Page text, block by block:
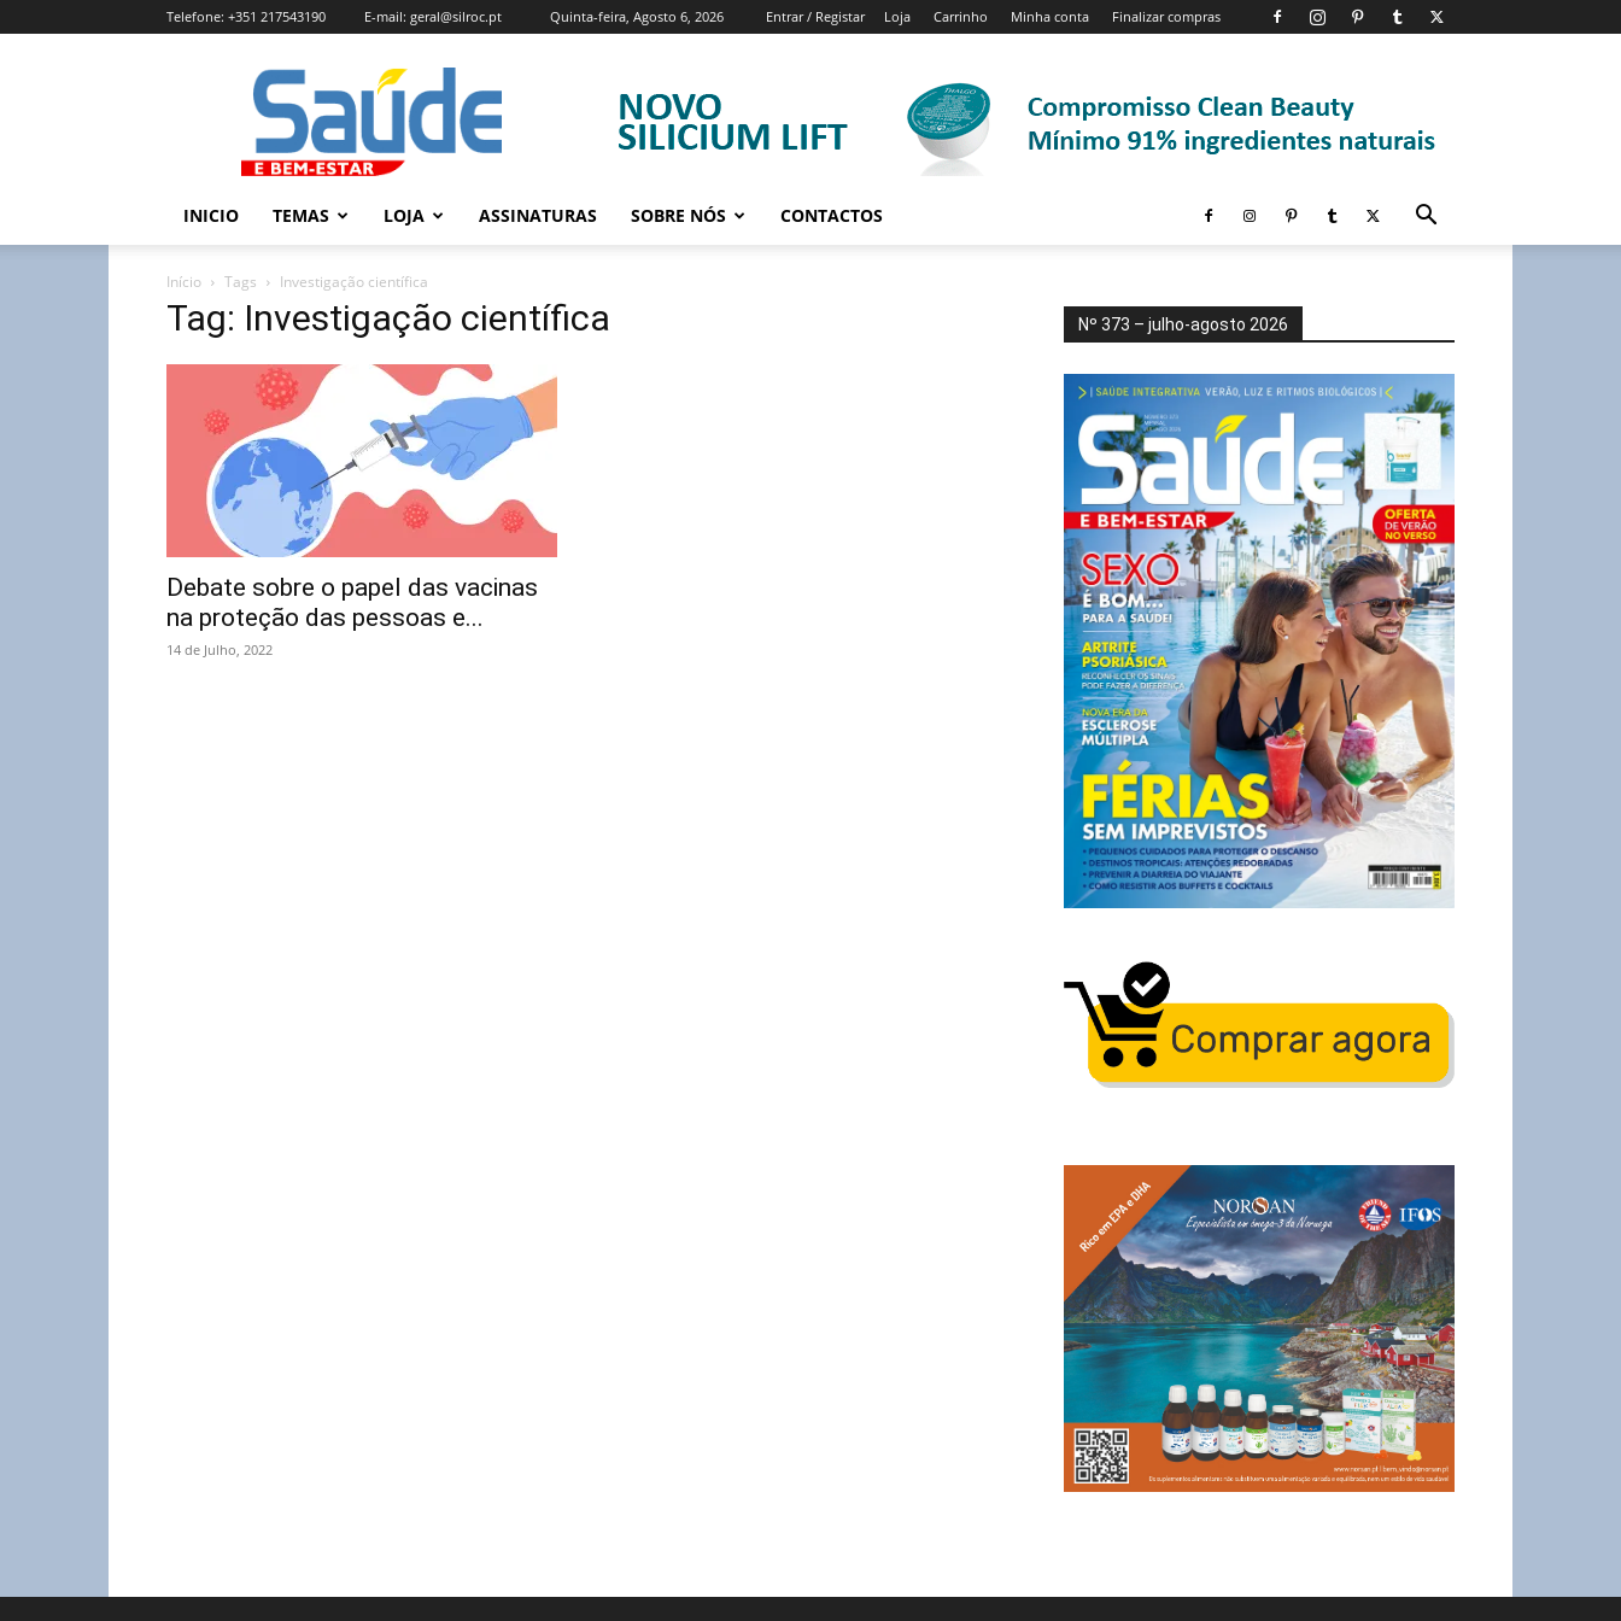
Quinta-feira, Agosto 6, 2026 Entrar / Registar Loja Carrinho Minha conta Finalizar compras
Telefone: +351 217543190 E-mail: geral@silroc.pt
Revista
Saúde
e
Bem
Estar
Edição
INICIO TEMAS LOJA ASSINATURAS SOBRE NÓS CONTACTOS
Início Tags Investigação científica
Tag: Investigação científica
Debate sobre o papel das vacinas
na proteção das pessoas e...
14 de Julho, 2022
Nº 373 – julho-agosto 2026